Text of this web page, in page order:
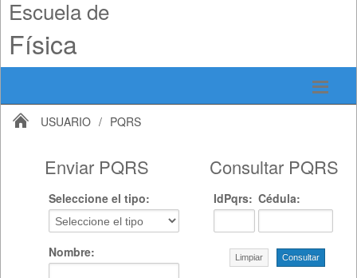
Escuela de
Física
USUARIO / PQRS